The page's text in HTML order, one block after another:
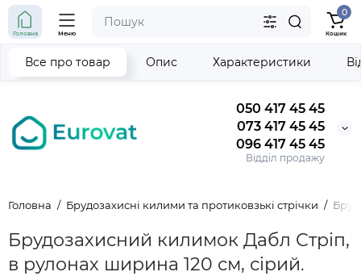
050 417 45 45
073 417 45 45
096 417 45 45
Відділ продажу
Головна Меню
0
Кошик
Головна Брудозахисні килими та протиковзькі стрічки
Брудозахисний килимок Дабл Стріп,
в рулонах ширина 120 см, сірий.
Все про товар Опис Характеристики